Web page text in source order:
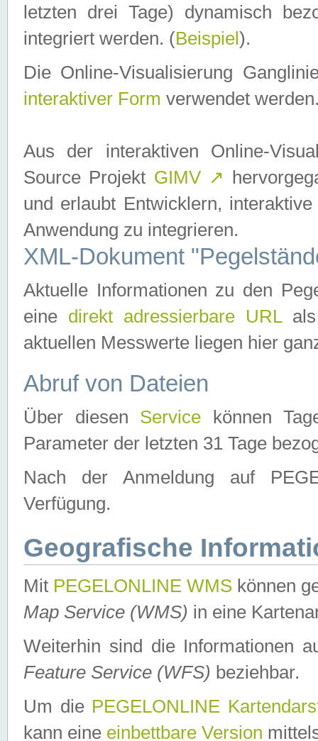
letzten drei Tage) dynamisch
integriert werden. (Beispiel ).
Die Online-Visualisierung
interaktiver Form verwendet
Aus der interaktiven Online-
Source Projekt GIMV ↗
und erlaubt Entwicklern,
Anwendung zu integrieren.
XML-Dokument
Aktuelle Informationen zu den
eine direkt adressierbare URLals
aktuellen Messwerte liegen hier
Abruf von Dateien
Über diesen Service können
Parameter der letzten 31 Tage
Nach der Anmeldung auf
Verfügung.
Geografische
Mit PEGELONLINE WMS können
Map Service (WMS) in eine
Weiterhin sind die Informationen
Feature Service (WFS) beziehbar.
Um die PEGELONLINE
kann eine einbettbare Version